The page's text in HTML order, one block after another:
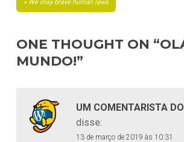
POST
We may brave human laws
ONE THOUGHT ON “
MUNDO!”
UM COMENTARISTA
disse:
13 de março de 2019 às 10:31